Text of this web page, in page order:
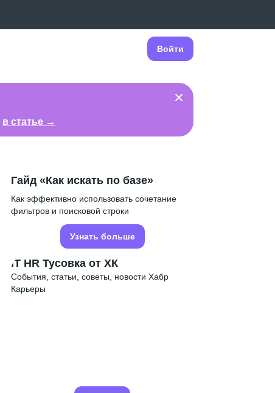
Войти
в статье →
Гайд «Как искать по базе»
Как эффективно использовать сочетание
фильтров и поисковой строки
Узнать больше
IT HR Тусовка от ХК
События, статьи, советы, новости Хабр
Карьеры